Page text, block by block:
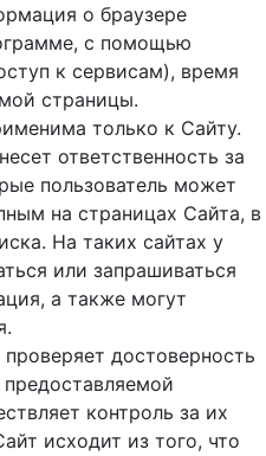
о браузере
с помощью
к cервисам), время
страницы.
только к Сайту.
ответственность за
пользователь может
на страницах Сайта, в
На таких сайтах у
или запрашиваться
а также могут
достоверность
контроль за их
исходит из того, что